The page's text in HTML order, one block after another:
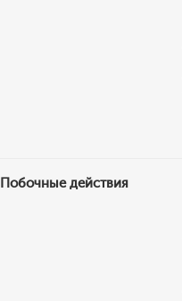
Побочные действия